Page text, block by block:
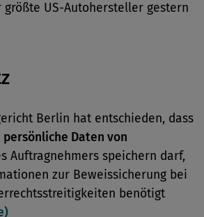
US-Autohersteller gestern
Berlin hat entschieden, dass
persönliche Daten von
Auftragnehmers speichern darf,
zur Beweissicherung bei
benötigt